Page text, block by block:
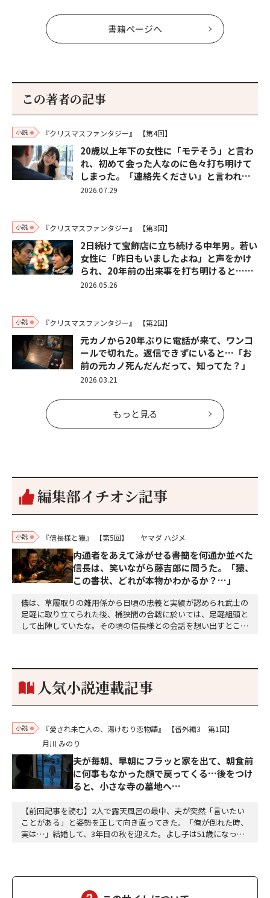
書籍ページへ
この著者の記事
小説 『クリスマスファンタジー』 【第4回】
20歳以上年下の女性に「モテそう」と言わ
れ、初めて会った人なのに色々打ち明けて
しまった。「連絡先ください」と言われ…
2026.07.29
小説 『クリスマスファンタジー』 【第3回】
2日続けて宝飾店に立ち続ける中年男。若い
女性に「昨日もいましたよね」と声をかけ
られ、20年前の出来事を打ち明けると……
2026.05.26
小説 『クリスマスファンタジー』 【第2回】
元カノから20年ぶりに電話が来て、ワンコ
ールで切れた。返信できずにいると…「お
前の元カノ死んだんだって、知ってた？」
2026.03.21
もっと見る
編集部イチオシ記事
小説 『信長様と猿』 【第5回】 ヤマダ ハジメ
内通者をあえて泳がせる――書簡を何通か並べた
信長は、笑いながら藤吉郎に問うた。「猿、
この書状、どれが本物かわかるか？…」
儂は、草履取りの雑用係から日頃の忠義と実績が認められ武士の
足軽に取り立てられた後、桶狭間の合戦に於いては、足軽組頭と
して出陣していたな。その頃の信長様との会話を想い出すとこん
り。どうして勝てたのか、未だにわかりません。…
人気小説連載記事
小説 『愛され未亡人の、湯けむり恋物語』
【番外編3 第1回】
月川 みのり
夫が毎朝、早朝にフラッと家を出て、朝食前
に何事もなかった顔で戻ってくる…後をつけ
ると、小さな寺の墓地へ…
【前回記事を読む】2人で露天風呂の最中、夫が突然「言いたい
ことがある」と姿勢を正して向き直ってきた。「俺が倒れた時、
実は…」結婚して、3年目の秋を迎えた。よし子は51歳になっ
ん、幸せになった）夫の雅彦は、相変わらず口数は多くな…